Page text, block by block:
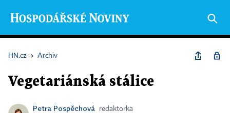
HN.cz › Archiv
Vegetariánská stálice
Petra Pospěchová
redaktorka